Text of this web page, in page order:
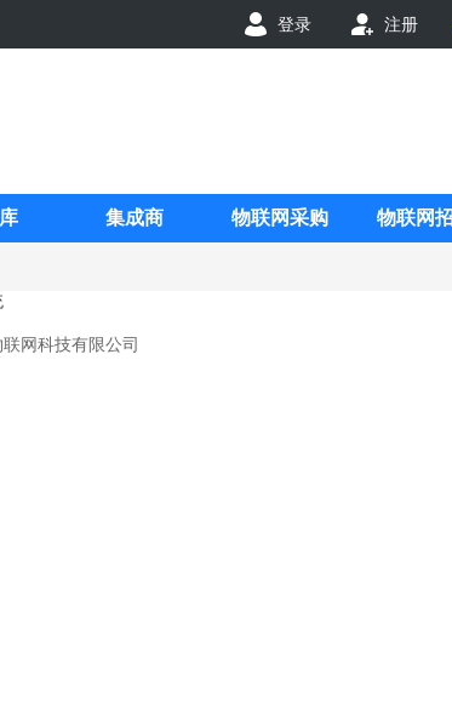
登录 注册
集成商 物联网采购 物联网
网科技有限公司